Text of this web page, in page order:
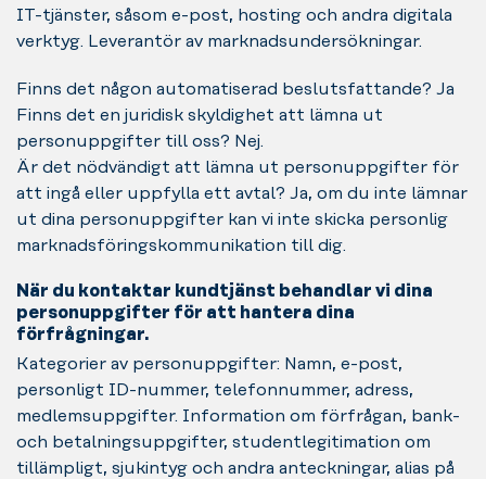
IT-tjänster, såsom e-post, hosting och andra digitala
verktyg. Leverantör av marknadsundersökningar.
Finns det någon automatiserad beslutsfattande? Ja
Finns det en juridisk skyldighet att lämna ut
personuppgifter till oss? Nej.
Är det nödvändigt att lämna ut personuppgifter för
att ingå eller uppfylla ett avtal? Ja, om du inte lämnar
ut dina personuppgifter kan vi inte skicka personlig
marknadsföringskommunikation till dig.
När du kontaktar kundtjänst behandlar vi dina
personuppgifter för att hantera dina
förfrågningar.
Kategorier av personuppgifter: Namn, e-post,
personligt ID-nummer, telefonnummer, adress,
medlemsuppgifter. Information om förfrågan, bank-
och betalningsuppgifter, studentlegitimation om
tillämpligt, sjukintyg och andra anteckningar, alias på